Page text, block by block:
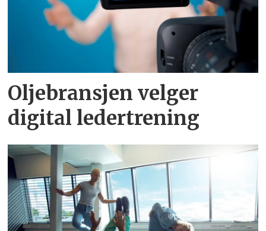
Oljebransjen velger
digital ledertrening